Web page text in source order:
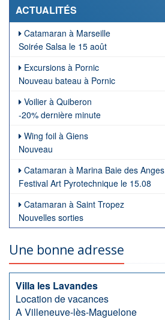
ACTUALITÉS
Catamaran à Marseille
Soirée Salsa le 15 août
Excursions à Pornic
Nouveau bateau à Pornic
Voilier à Quiberon
-20% dernière minute
Wing foil à Giens
Nouveau
Catamaran à Marina Baie des Anges
Festival Art Pyrotechnique le 15.08
Catamaran à Saint Tropez
Nouvelles sorties
Une bonne adresse
Villa les Lavandes
Location de vacances
A Villeneuve-lès-Maguelone